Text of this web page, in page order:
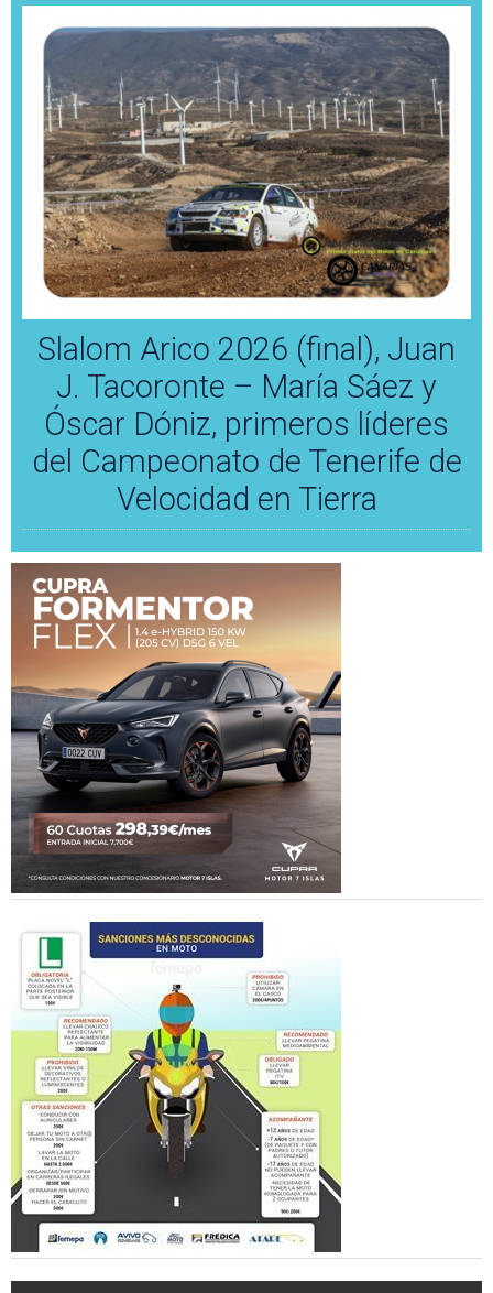
Slalom Arico 2026 (final), Juan
J. Tacoronte – María Sáez y
Óscar Dóniz, primeros líderes
del Campeonato de Tenerife de
Velocidad en Tierra